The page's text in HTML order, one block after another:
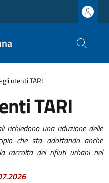
utenti TARI
TARI
richiedono una riduzione delle
che sta adottando anche
raccolta dei rifiuti urbani nel